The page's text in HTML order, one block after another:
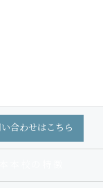
合わせはこちら